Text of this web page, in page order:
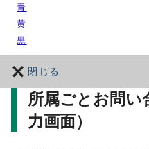
青
黄
黒
閉じる
所属ごとお問い
力画面）